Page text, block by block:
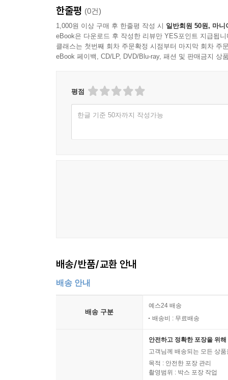
한줄평 (0건)
1,000원 이상 구매 후 한줄평 작성 시 일반회원 50원, 마니
eBook은 다운로드 후 작성한 리뷰만 YES포인트 지급됩니
클래스는 첫번째 회차 주문확정 시점부터 마지막 회차 주
eBook 페이백, CD/LP, DVD/Blu-ray, 패션 및 판매금지 상
평점
한글 기준 50자까지 작성가능
배송/반품/교환 안내
배송 안내
배송 구분
예스24 배송
배송비 : 무료배송
안전하고 정확한 포장을 위
고객님께 배송되는 모든 상
목적 : 안전한 포장 관리
촬영범위 : 박스 포장 작업